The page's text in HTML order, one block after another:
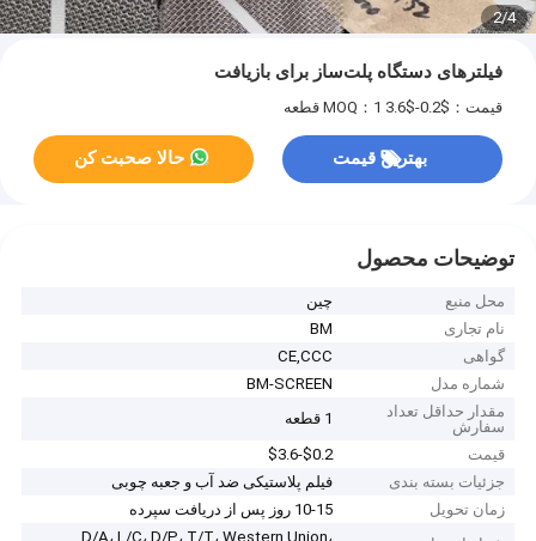
2/4
فیلترهای دستگاه پلت‌ساز برای بازیافت
قیمت：$0.2-$3.6 MOQ：1 قطعه
بهترین قیمت حالا صحبت کن
توضیحات محصول
محل منبع
چین
نام تجاری
BM
گواهی
CE,CCC
شماره مدل
BM-SCREEN
مقدار حداقل تعداد
سفارش
1 قطعه
قیمت
$0.2-$3.6
جزئیات بسته بندی
فیلم پلاستیکی ضد آب و جعبه چوبی
زمان تحویل
10-15 روز پس از دریافت سپرده
D/A، L/C، D/P، T/T، Western Union،